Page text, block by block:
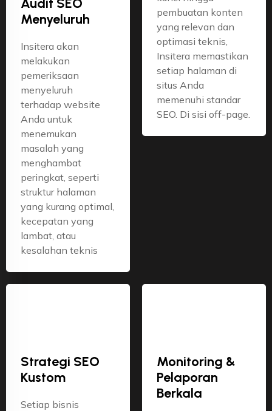
Menyeluruh
Insitera akan
melakukan
pemeriksaan
menyeluruh
terhadap website
Anda untuk
menemukan
masalah yang
menghambat
peringkat, seperti
struktur halaman
yang kurang optimal,
kecepatan yang
lambat, atau
kesalahan teknis
pembuatan konten
yang relevan dan
optimasi teknis,
Insitera memastikan
setiap halaman di
situs Anda
memenuhi standar
SEO. Di sisi off-page.
Strategi SEO
Kustom
Setiap bisnis
Monitoring &
Pelaporan
Berkala